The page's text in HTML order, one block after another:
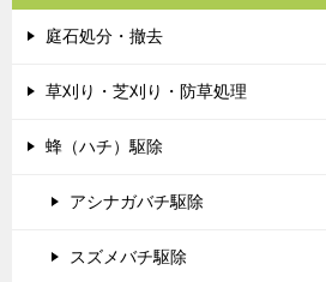
庭石処分・撤去
草刈り・芝刈り・防草処理
蜂（ハチ）駆除
アシナガバチ駆除
スズメバチ駆除